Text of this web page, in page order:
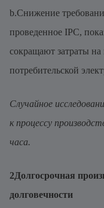
b.Снижение
проведенное IPC,
сокращают затраты
потребительской
Случайное
к процессу
часа.
2Долгосрочная
долговечности